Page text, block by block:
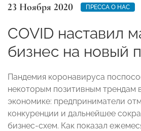
23 Ноября 2020 ПРЕССА О НАС
COVID наставил
бизнес на новый
Пандемия коронавируса
некоторым позитивным трендам
экономике: предприниматели
конкуренции и дальнейшее
бизнес-схем. Как показал